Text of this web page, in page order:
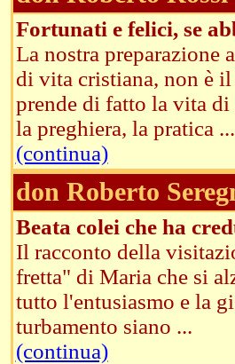
Fortunati e felici, se
La nostra preparazione
di vita cristiana, non è
prende di fatto la vita di
la preghiera, la pratica ...
(continua)
don Roberto
Beata colei che ha
Il racconto della
fretta" di Maria che si
tutto l'entusiasmo e la
turbamento siano ...
(continua)